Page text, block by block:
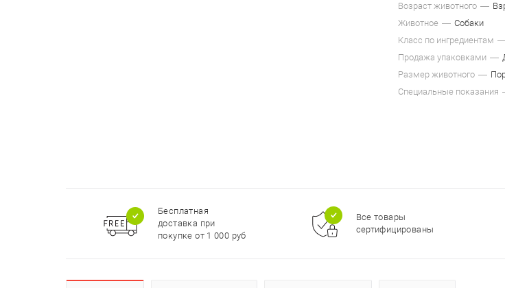
Возраст животного
Животное
Собаки
Класс по ингредиентам
Продажа упаковками
Размер животного
Специальные показания
Бесплатная
доставка при
покупке от 1 000 руб
Все товары
сертифицированы